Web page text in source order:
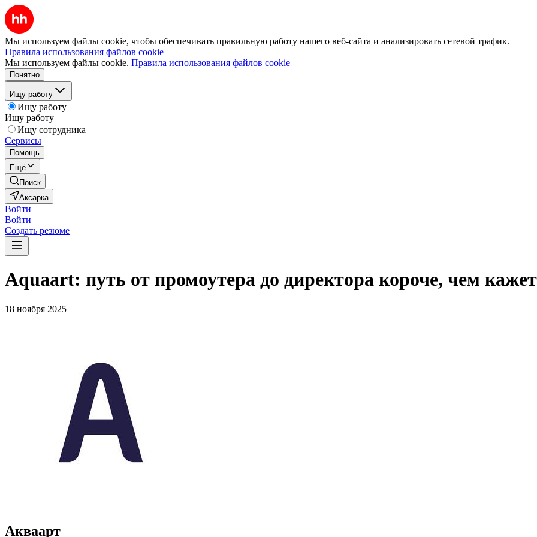
Мы используем файлы cookie, чтобы обеспечивать правильную работу нашего веб-сайта и анализировать сетевой трафик.
Правила использования файлов cookie
Мы используем файлы cookie. Правила использования файлов cookie
Понятно
Ищу работу
Ищу работу
Ищу работу
Ищу сотрудника
Сервисы
Помощь
Ещё
Поиск
Аксарка
Войти
Войти
Создать резюме
Aquaart: путь от промоутера до директора короче, чем
18 ноября 2025
Акваарт